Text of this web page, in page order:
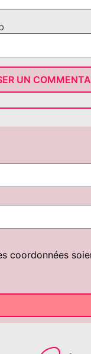
coordonnées